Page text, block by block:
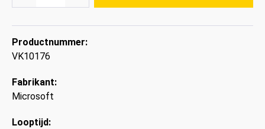
Productnummer:
VK10176
Fabrikant:
Microsoft
Looptijd: